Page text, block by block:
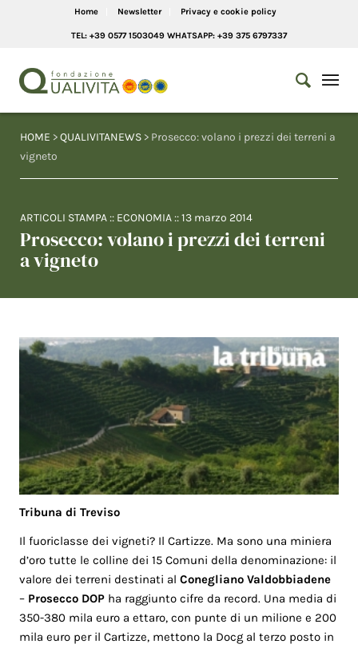
Home Newsletter Privacy e cookie policy
TEL: +39 0577 1503049 WHATSAPP: +39 375 6797337
HOME >QUALIVITANEWS > Prosecco: volano i prezzi dei terreni a
vigneto
ARTICOLI STAMPA :: ECONOMIA ::13 marzo 2014
Prosecco: volano i prezzi dei terreni
a vigneto
Tribuna di Treviso
Il fuoriclasse dei vigneti? Il Cartizze. Ma sono una miniera
d’oro tutte le colline dei 15 Comuni della denominazione: il
valore dei terreni destinati alConegliano Valdobbiadene
– Prosecco DOP ha raggiunto cifre da record. Una media di
350-380 mila euro a ettaro, con punte di un milione e 200
mila euro per il Cartizze, mettono la Docg al terzo posto in